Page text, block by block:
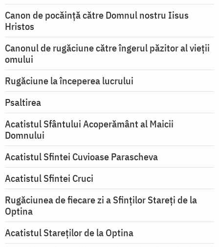
Canon de pocăință către Domnul nostru Iisus
Hristos
Canonul de rugăciune către îngerul păzitor al vieții
omului
Rugăciune la începerea lucrului
Psaltirea
Acatistul Sfântului Acoperământ al Maicii
Domnului
Acatistul Sfintei Cuvioase Parascheva
Acatistul Sfintei Cruci
Rugăciunea de fiecare zi a Sfinților Stareți de la
Optina
Acatistul Stareţilor de la Optina